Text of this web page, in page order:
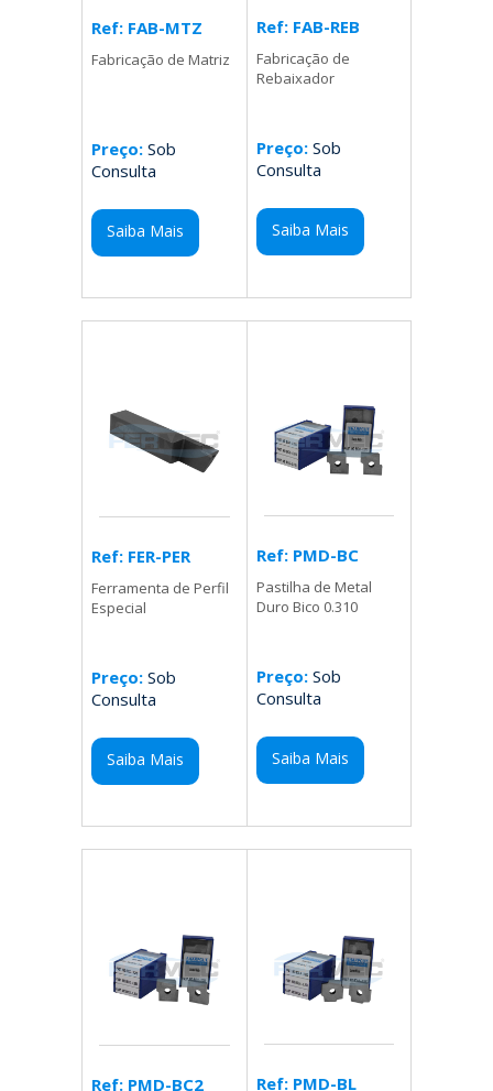
Ref: FAB-MTZ
Fabricação de Matriz
Preço: Sob
Consulta
Saiba Mais
Ref: FAB-REB
Fabricação de
Rebaixador
Preço:Sob
Consulta
Saiba Mais
Ref: FER-PER
Ferramenta de Perfil
Especial
Preço: Sob
Consulta
Saiba Mais
Ref: PMD-BC
Pastilha de Metal
Duro Bico 0.310
Preço:Sob
Consulta
Saiba Mais
Ref: PMD-BC2 Ref: PMD-BL